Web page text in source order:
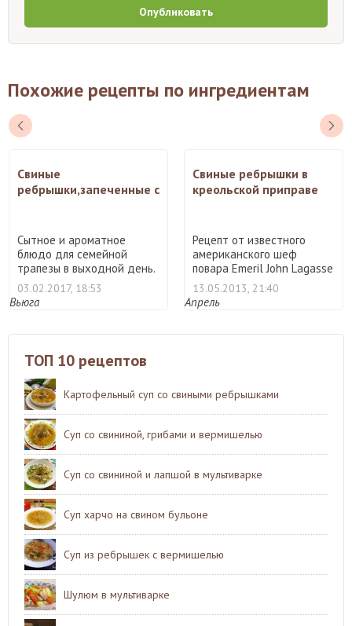
Опубликовать
Похожие рецепты по ингредиентам
Свиные
ребрышки,запеченные с
Сытное и ароматное
блюдо для семейной
трапезы в выходной день.
Сочны ...
03.02.2017, 18:53
Вьюга
Свиные ребрышки в
креольской приправе
Рецепт от известного
американского шеф
повара Emeril John Lagasse
. ...
13.05.2013, 21:40
Апрель
ТОП 10 рецептов
Картофельный суп со свиными ребрышками
Суп со свининой, грибами и вермишелью
Суп со свининой и лапшой в мультиварке
Суп харчо на свином бульоне
Суп из ребрышек с вермишелью
Шулюм в мультиварке